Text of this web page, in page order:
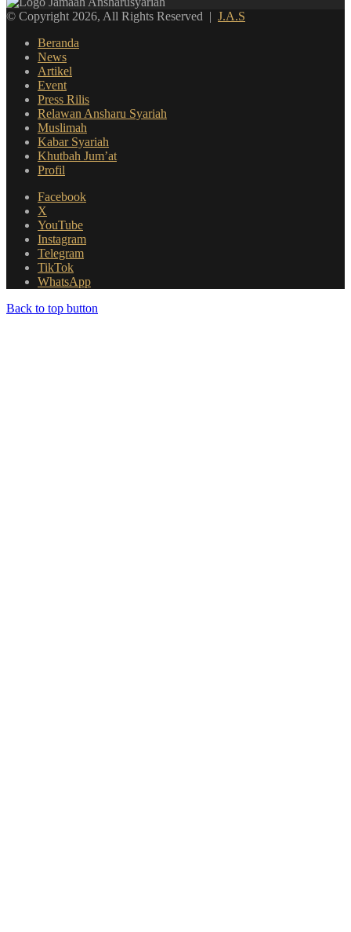
© Copyright 2026, All Rights Reserved | J.A.S
Beranda
News
Artikel
Event
Press Rilis
Relawan Ansharu Syariah
Muslimah
Kabar Syariah
Khutbah Jum’at
Profil
Facebook
X
YouTube
Instagram
Telegram
TikTok
WhatsApp
Back to top button